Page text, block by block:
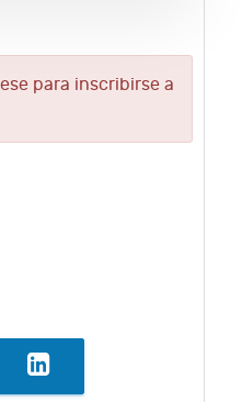
para inscribirse a